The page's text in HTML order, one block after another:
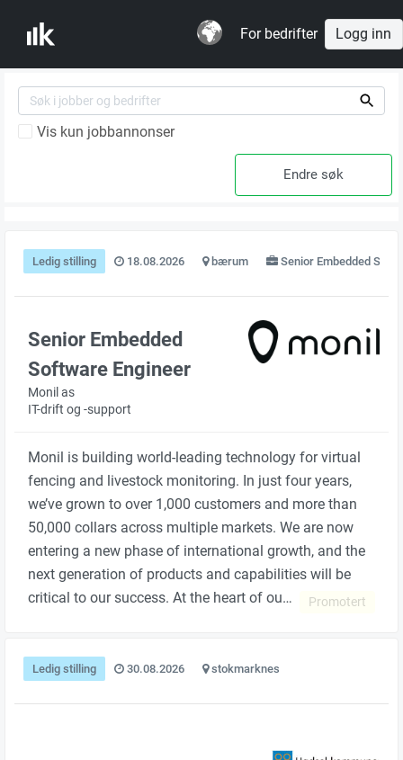
For bedrifter Logg inn
Vis kun jobbannonser
Ledig stilling 18.08.2026 bærum Senior Embedded
Senior Embedded
Software Engineer
Monil as
IT-drift og -support
Monil is building world-leading technology for virtual
fencing and livestock monitoring. In just four years,
we’ve grown to over 1,000 customers and more than
50,000 collars across multiple markets. We are now
entering a new phase of international growth, and the
next generation of products and capabilities will be
critical to our success. At the heart of ou…
Promotert
Ledig stilling 30.08.2026 stokmarknes